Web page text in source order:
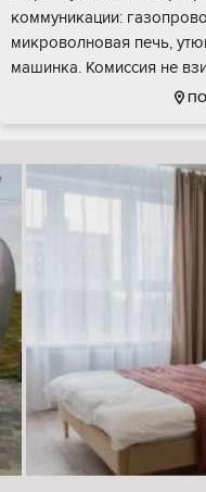
коммуникации:
микроволновая печь,
машинка. Комиссия не